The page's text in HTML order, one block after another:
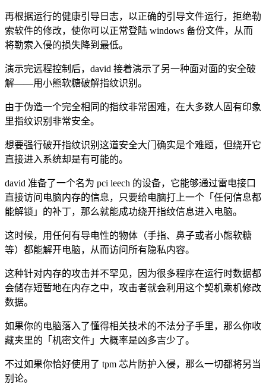
再根据运行的健康引导日志，以正确的引导文件运行，拒绝勒
索软件的修改，使你可以正常登陆 windows 备份文件，从而
将勒索入侵的损失降到最低。
演示完远程控制后，david 接着演示了另一种面对面的安全破
解——用小熊软糖破解指纹识别。
由于伪造一个完全相同的指纹非常困难，在大多数人固有印象
里指纹识别非常安全。
想要强行破开指纹识别这道安全大门确实是个难题，但绕开它
直接进入系统却是有可能的。
david 准备了一个名为 pci leech 的设备，它能够通过雷电接口
直接访问电脑内存的信息，只要给电脑打上一个「任何信息都
能解锁」的补丁，那么就能成功绕开指纹信息进入电脑。
这时候，用任何有导电性的物体（手指、鼻子或者小熊软糖
等）都能解开电脑，从而访问所有隐私内容。
这种针对内存的攻击并不罕见，因为很多程序在运行时数据都
会储存短暂地在内存之中，攻击者就会利用这个契机乘机修改
数据。
如果你的电脑落入了懂得相关技术的不法分子手里，那么你收
藏夹里的「机密文件」大概率是凶多吉少了。
不过如果你恰好使用了 tpm 芯片防护入侵，那么一切都将另当
别论。